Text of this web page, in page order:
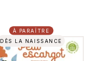
À PARAÎTRE
DÈS LA NAISSANCE